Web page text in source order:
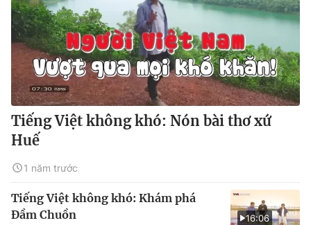
Tiếng Việt không khó: Nón bài thơ xứ
Huế
1 năm trước
16:06
Tiếng Việt không khó: Khám phá
Đầm Chuồn